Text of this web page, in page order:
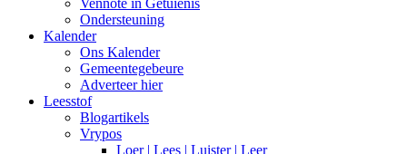
Vennote in Getuienis
Ondersteuning
Kalender
Ons Kalender
Gemeentegebeure
Adverteer hier
Leesstof
Blogartikels
Vrypos
Loer | Lees | Luister | Leer